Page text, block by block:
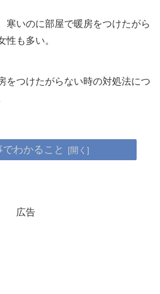
寒いのに部屋で暖房をつけたがら
性も多い。
をつけたがらない時の対処法につ
わかること
広告